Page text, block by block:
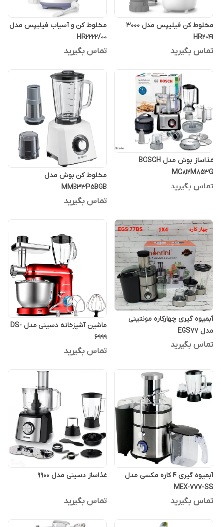
مخلوط کن فیلیپس مدل 3000
HR2041
تماس بگیرید
مخلوط کن و آسیاب فیلیپس مدل
HR2222/00
تماس بگیرید
غذاساز بوش مدل BOSCH
MC812M853G
تماس بگیرید
مخلوط کن بوش مدل
MMB33P5BGB
تماس بگیرید
آبمیوه گیری چهارکاره مونتینی
مدل EGS77
تماس بگیرید
ماشین آشپزخانه دسینی مدل DS-
6999
تماس بگیرید
آبمیوه گیری ۴ کاره مکسی مدل
MEX-777-SS
تماس بگیرید
غذاساز دسینی مدل 9900
تماس بگیرید